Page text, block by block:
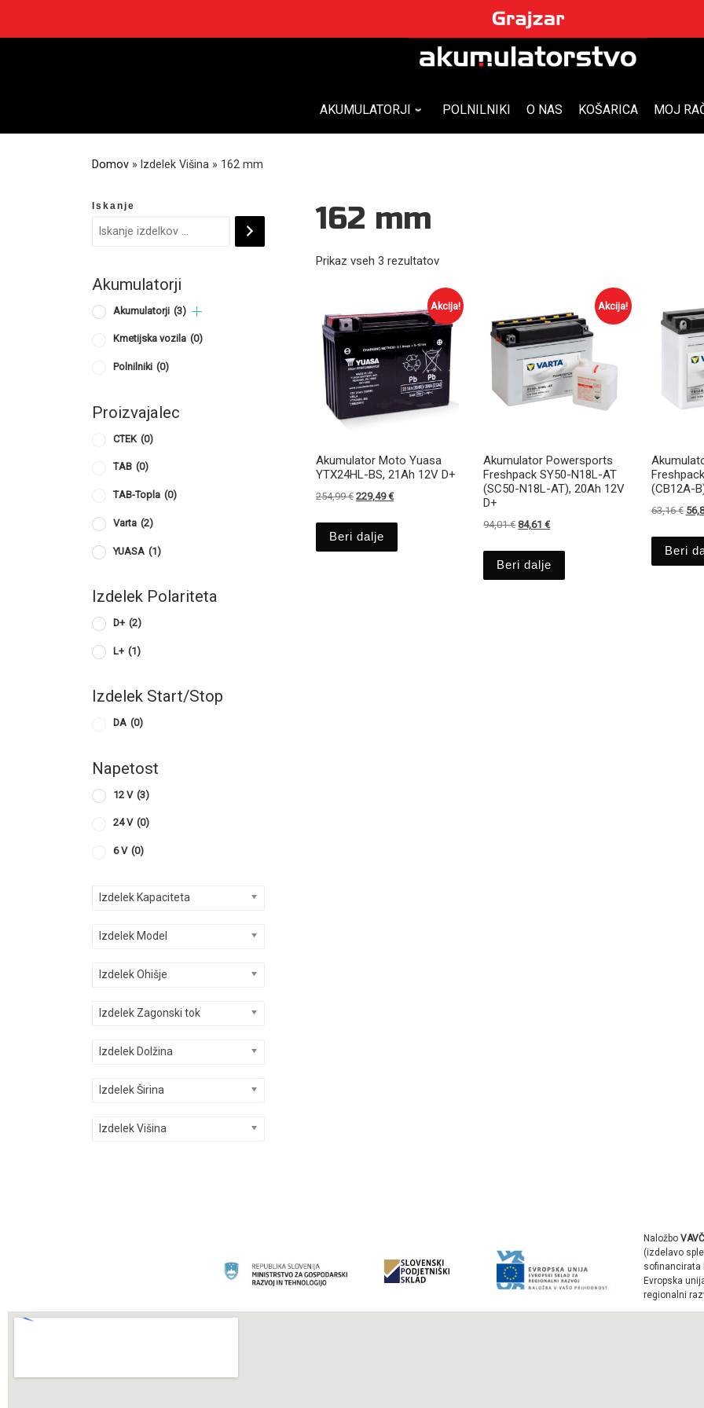
AKUMULATORJI POLNILNIKI O NAS KOŠARICA MOJ
Domov » Izdelek Višina » 162 mm
162 mm
Prikaz vseh 3 rezultatov
Akcija!
Akumulator Moto Yuasa
YTX24HL-BS, 21Ah 12V D+
254,99€ Izvirna cena je bila: 254,99 €.
229,49€Trenutna cena je: 229,49 €.
Beri dalje
Akcija!
Akumulator Powersports
Freshpack SY50-N18L-AT
(SC50-N18L-AT), 20Ah 12V
D+
94,01€Izvirna cena je bila: 94,01 €.
84,61€Trenutna cena je: 84,61 €.
Beri dalje
(CB12A-
63,16€
Beri
Iskanje
Akumulatorji
Akumulatorji (3)
Kmetijska vozila (0)
Polnilniki (0)
Proizvajalec
CTEK (0)
TAB (0)
TAB-Topla (0)
Varta (2)
YUASA (1)
Izdelek Polariteta
D+ (2)
L+ (1)
Izdelek Start/Stop
DA (0)
Napetost
12 V (3)
24 V (0)
6 V (0)
Izdelek Kapaciteta
Izdelek Model
Izdelek Ohišje
Izdelek Zagonski tok
Izdelek Dolžina
Izdelek Širina
Izdelek Višina
Naložbo
(izdelavo
sofinancirata
Evropska
regionalni